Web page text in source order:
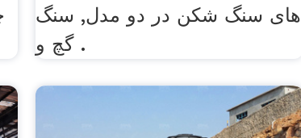
های سنگ شکن در دو مدل, سنگ
گچ و .